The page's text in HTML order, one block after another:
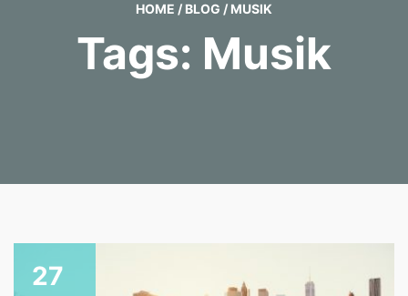
HOME / BLOG / MUSIK
Tags: Musik
27